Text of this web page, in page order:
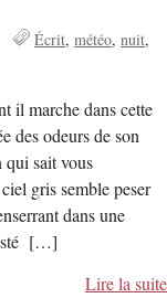
Écrit météo nuit
il marche dans cette
des odeurs de son
sait vous
gris semble peser
dans une
[…]
Lire la suite